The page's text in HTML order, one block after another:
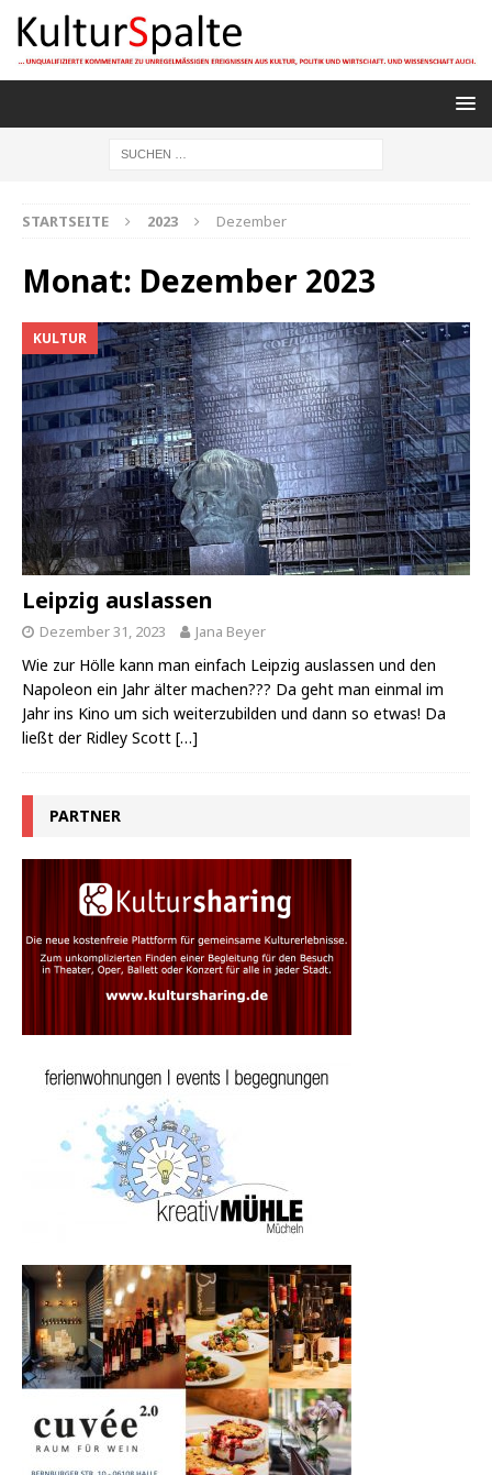
STARTSEITE 2023 Dezember
Monat: Dezember 2023
KULTUR
Leipzig auslassen
Dezember 31, 2023 Jana Beyer
Wie zur Hölle kann man einfach Leipzig auslassen und den
Napoleon ein Jahr älter machen??? Da geht man einmal im
Jahr ins Kino um sich weiterzubilden und dann so etwas! Da
ließt der Ridley Scott […]
PARTNER